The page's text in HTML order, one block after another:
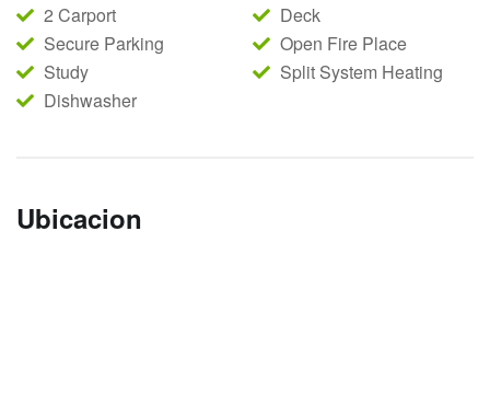
2 Carport
Secure Parking
Study
Dishwasher
Deck
Open Fire Place
Split System Heating
Ubicacion